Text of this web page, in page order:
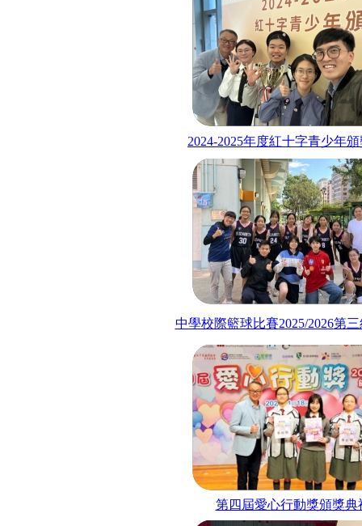
2024-2025年度紅十字青少年
中學校際籃球比賽2025/2026第三
第四屆愛心行動獎頒獎典